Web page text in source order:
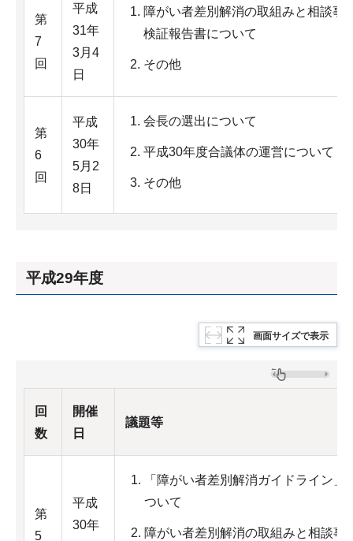
第
7
回
平成
31年
3月4
日
障がい者差別解消の取組みと相談事
検証報告書について
その他
第
6
回
平成
30年
5月2
8日
会長の選出について
平成30年度合議体の運営について
その他
平成29年度
画面サイズで表示
回
数
開催
日
議題等
第
5
平成
30年
「障がい者差別解消ガイドライン」
ついて
障がい者差別解消の取組みと相談事